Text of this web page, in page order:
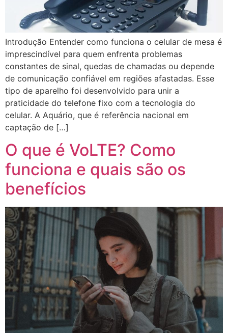
Introdução Entender como funciona o celular de mesa é
imprescindível para quem enfrenta problemas
constantes de sinal, quedas de chamadas ou depende
de comunicação confiável em regiões afastadas. Esse
tipo de aparelho foi desenvolvido para unir a
praticidade do telefone fixo com a tecnologia do
celular. A Aquário, que é referência nacional em
captação de […]
O que é VoLTE? Como
funciona e quais são os
benefícios